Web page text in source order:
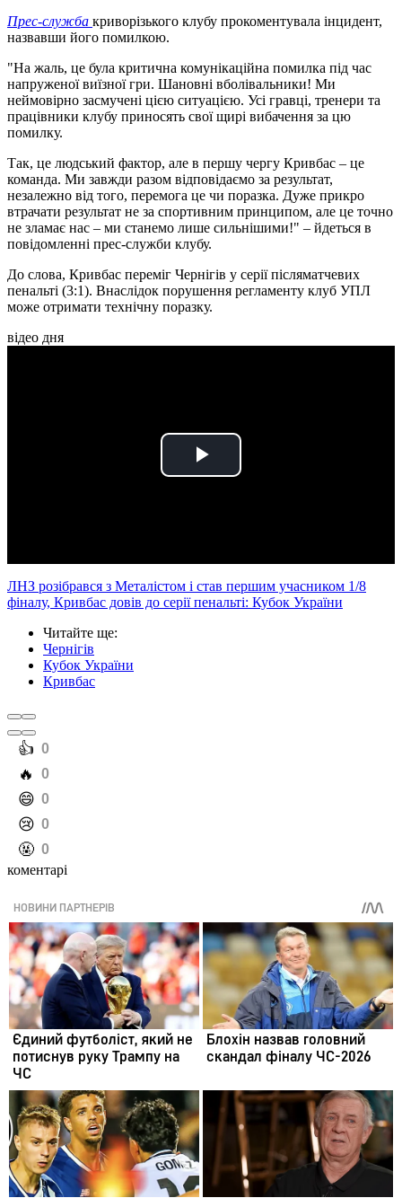
Прес-служба криворізького клубу прокоментувала інцидент,
назвавши його помилкою.
"На жаль, це була критична комунікаційна помилка під час
напруженої виїзної гри. Шановні вболівальники! Ми
неймовірно засмучені цією ситуацією. Усі гравці, тренери та
працівники клубу приносять свої щирі вибачення за цю
помилку.
Так, це людський фактор, але в першу чергу Кривбас – це
команда. Ми завжди разом відповідаємо за результат,
незалежно від того, перемога це чи поразка. Дуже прикро
втрачати результат не за спортивним принципом, але це точно
не зламає нас – ми станемо лише сильнішими!" – йдеться в
повідомленні прес-служби клубу.
До слова, Кривбас переміг Чернігів у серії післяматчевих
пенальті (3:1). Внаслідок порушення регламенту клуб УПЛ
може отримати технічну поразку.
відео дня
Play
ЛНЗ розібрався з Металістом і став першим учасником 1/8
фіналу, Кривбас довів до серії пенальті: Кубок України
Читайте ще:
Чернігів
Кубок України
Кривбас
️👍 0
️🔥 0
️😄 0
️😢 0
️🤬 0
коментарі